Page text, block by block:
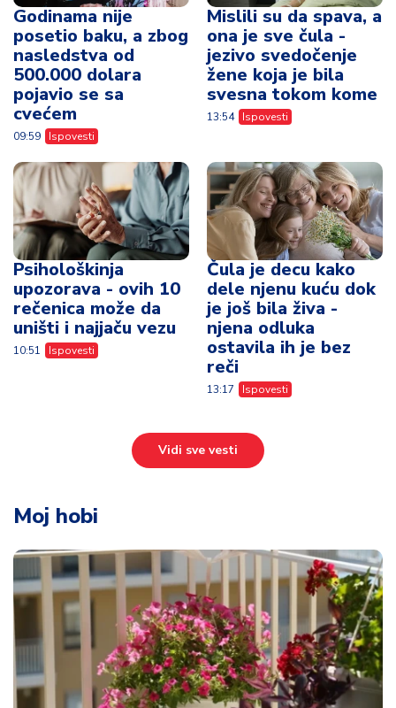
Psihološkinja
upozorava - ovih 10
rečenica može da
uništi i najjaču vezu
10:51 Ispovesti
Čula je decu kako
dele njenu kuću dok
njena odluka
ostavila ih je bez
reči
13:17 Ispovesti
Vidi sve vesti
Moj hobi
Petunije će ponovo biti pune cvetova -
dovoljno je da uradite ovih nekoliko stvari
14:39 Moj hobi